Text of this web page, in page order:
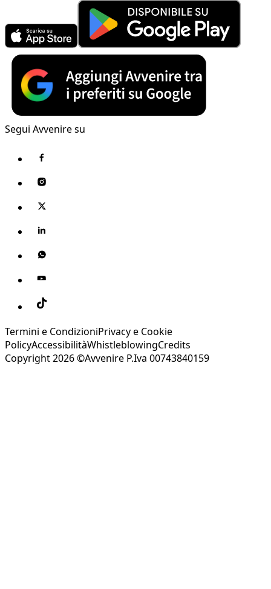
Segui Avvenire su
Termini e CondizioniPrivacy e Cookie
PolicyAccessibilitàWhistleblowingCredits
Copyright 2026 ©Avvenire P.Iva 00743840159